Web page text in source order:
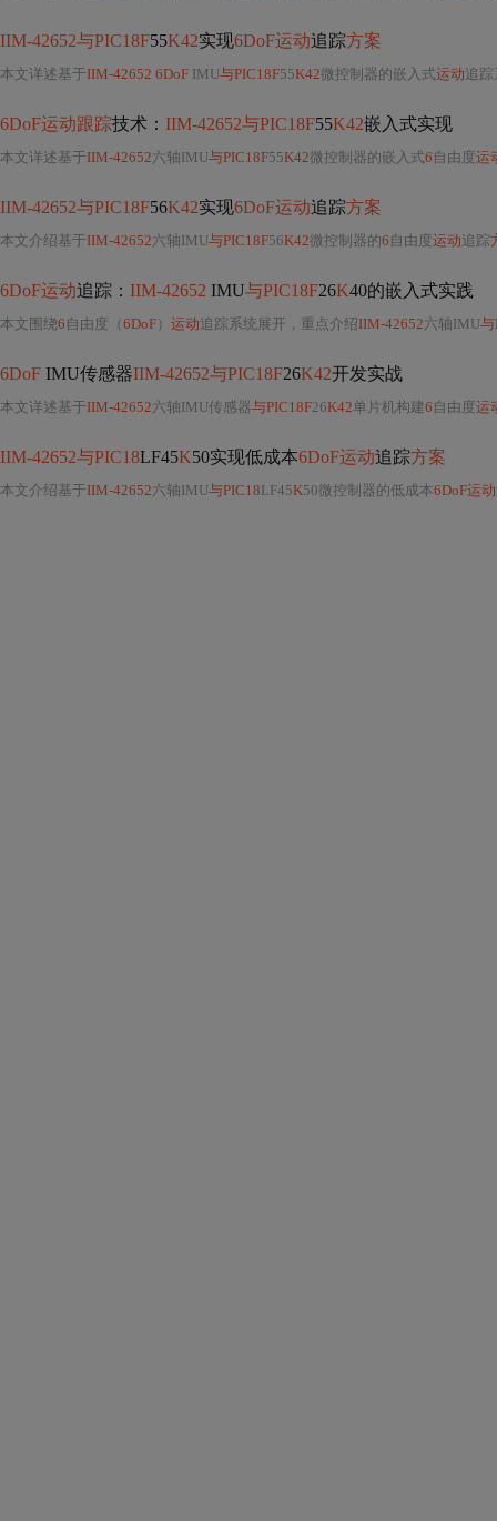
IIM-42652与PIC18F55K42实现6DoF运动追踪方案
本文详述基于IIM-42652 6DoF IMU与PIC18F55K42微控制器的嵌入式运动追踪系统实现。
6DoF运动跟踪技术： IIM-42652与PIC18F55K42嵌入式实现
本文详述基于IIM-42652 六轴IMU与PIC18F55K42微控制器的嵌入式6 自由度运
IIM-42652与PIC18F56K42实现6DoF运动追踪方案
本文介绍基于IIM-42652 六轴IMU与PIC18F56K42微控制器的6 自由度运动追踪
6DoF运动追踪： IIM-42652 IMU与PIC18F26K40的嵌入式实践
本文围绕6 自由度（6DoF） 运动追踪系统展开，重点介绍IIM-42652 六轴IMU与
6DoF IMU传感器IIM-42652与PIC18F26K42开发实战
本文详述基于IIM-42652 六轴IMU传感器与PIC18F26K42单片机构建6 自由度运
IIM-42652与PIC18LF45K50实现低成本6DoF运动追踪方案
本文介绍基于IIM-42652 六轴IMU与PIC18LF45K50微控制器的低成本6DoF运动